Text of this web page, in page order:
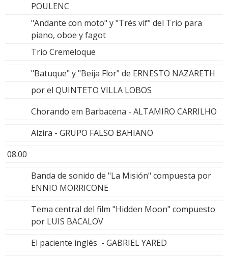
POULENC
"Andante con moto" y "Trés vif" del Trio para
piano, oboe y fagot
Trio Cremeloque
"Batuque" y "Beija Flor" de ERNESTO NAZARETH
por el QUINTETO VILLA LOBOS
Chorando em Barbacena - ALTAMIRO CARRILHO
Alzira - GRUPO FALSO BAHIANO
08.00
Banda de sonido de "La Misión" compuesta por
ENNIO MORRICONE
Tema central del film "Hidden Moon" compuesto
por LUIS BACALOV
El paciente inglés - GABRIEL YARED